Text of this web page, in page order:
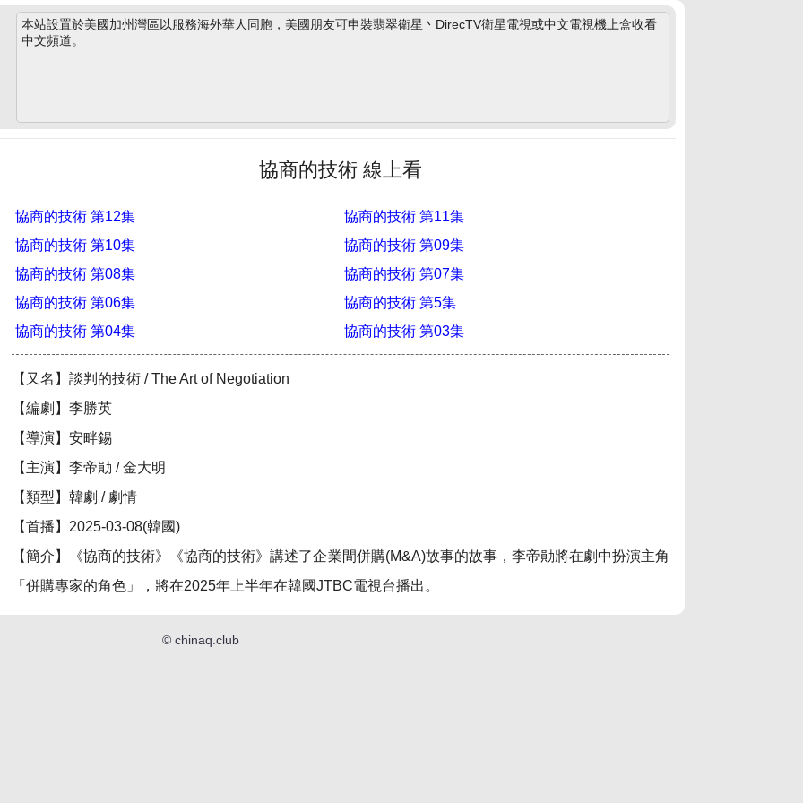
本站設置於美國加州灣區以服務海外華人同胞，美國朋友可申裝翡翠衛星丶DirecTV衛星電視或中文電視機上盒收看
中文頻道。
協商的技術 線上看
協商的技術 第12集
協商的技術 第11集
協商的技術 第10集
協商的技術 第09集
協商的技術 第08集
協商的技術 第07集
協商的技術 第06集
協商的技術 第5集
協商的技術 第04集
協商的技術 第03集
【又名】談判的技術 / The Art of Negotiation
【編劇】李勝英
【導演】安畔錫
【主演】李帝勛 / 金大明
【類型】韓劇 / 劇情
【首播】2025-03-08(韓國)
【簡介】《協商的技術》《協商的技術》講述了企業間併購(M&A)故事的故事，李帝勛將在劇中扮演主角
「併購專家的角色」，將在2025年上半年在韓國JTBC電視台播出。
© chinaq.club